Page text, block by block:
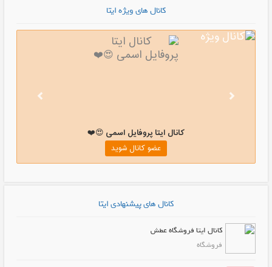
کانال های ویژه ایتا
کانال ایتا پروفایل اسمی 😍❤️
عضو کانال شوید
کانال های پیشنهادی ایتا
کانال ایتا فروشگاه عطش
فروشگاه